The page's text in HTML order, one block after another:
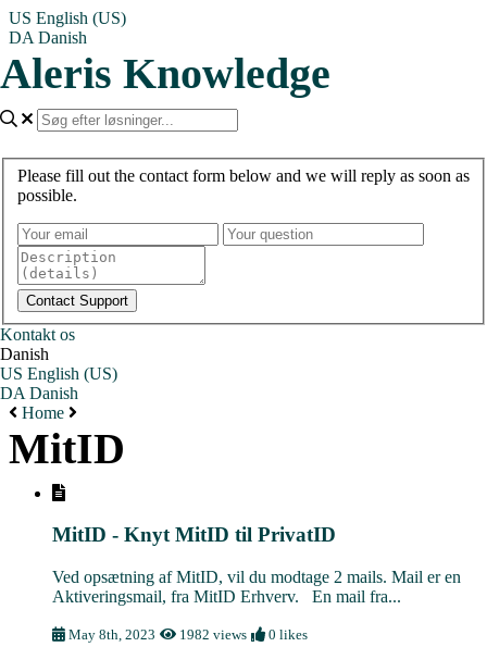
US English (US)
DA Danish
Aleris Knowledge
Please fill out the contact form below and we will reply as soon as
possible.
Kontakt os
Danish
US English (US)
DA Danish
Home
MitID
MitID - Knyt MitID til PrivatID
Ved opsætning af MitID, vil du modtage 2 mails. Mail er en
Aktiveringsmail, fra MitID Erhverv. En mail fra...
May 8th, 2023 1982 views 0 likes